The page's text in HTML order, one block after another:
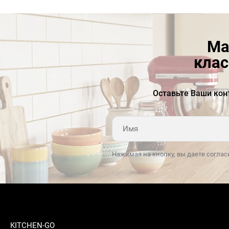
Оставьте Ваши
Нажимая на кнопку, вы даете
KITCHEN-GO